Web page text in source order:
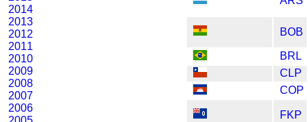
2014
2013
2012
2011
2010
2009
2008
2007
2006
BOB
BRL
CLP
COP
FKP